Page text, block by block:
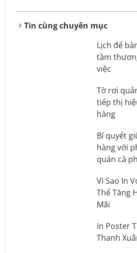
Tin cùng chuyên mục
Lịch để
tầm
việc
Tờ rơi
tiếp thị
hàng
Bí quyết
hàng với
quán cà
Vì Sao In
Thể Tăng
Mãi
In Poster
Thanh